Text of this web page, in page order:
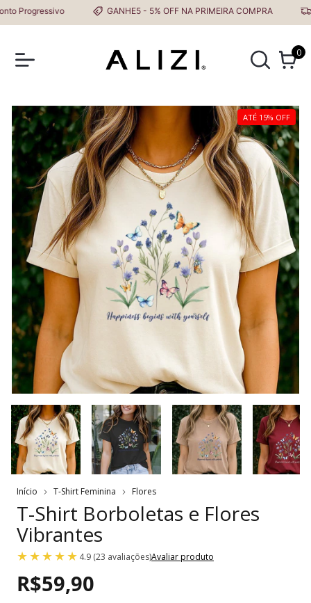
GANHE5 - 5% OFF NA PRIMEIRA COMPRA
0
ATÉ 15% OFF
Início T-Shirt Feminina Flores
T-Shirt Borboletas e Flores
Vibrantes
4.9 (23 avaliações)Avaliar produto
R$59,90